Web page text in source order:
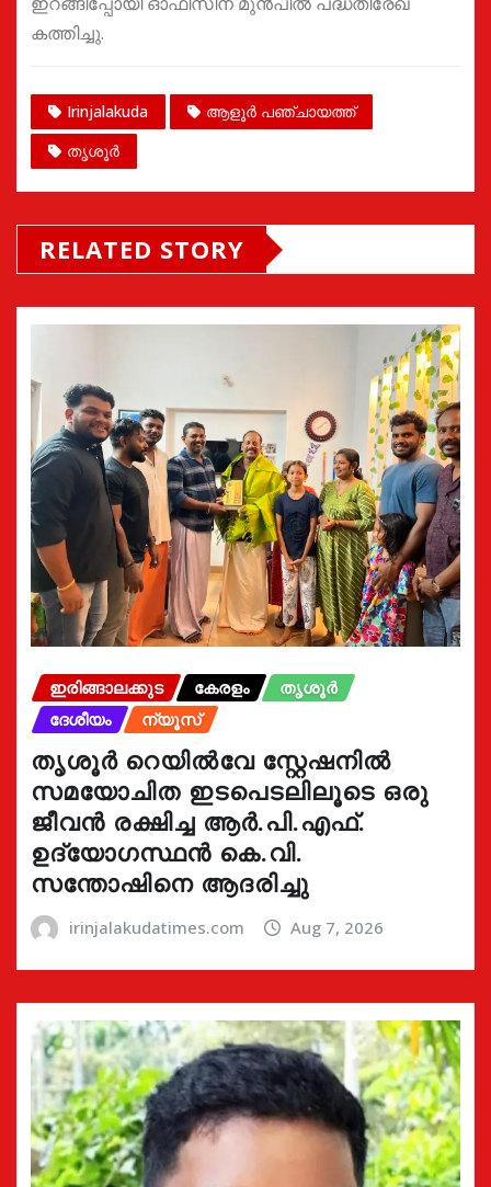
കത്തിച്ചു.
Irinjalakuda
ആളൂർ പഞ്ചായത്ത്
തൃശൂർ
RELATED STORY
ഇരിങ്ങാലക്കുട കേരളം
തൃശൂർ
ദേശീയം
ന്യൂസ്
തൃശൂർ റെയിൽവേ സ്റ്റേഷനിൽ
സമയോചിത ഇടപെടലിലൂടെ ഒരു
ജീവൻ രക്ഷിച്ച ആർ.പി.എഫ്.
ഉദ്യോഗസ്ഥൻ കെ.വി.
സന്തോഷിനെ ആദരിച്ചു
irinjalakudatimes.com Aug 7, 2026